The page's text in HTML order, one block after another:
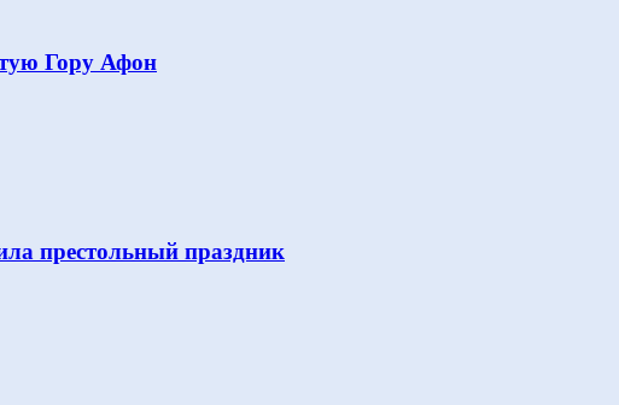
Гору Афон
престольный праздник